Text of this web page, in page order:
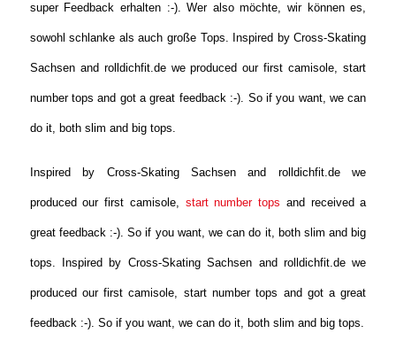
super Feedback erhalten :-). Wer also möchte, wir können es,
sowohl schlanke als auch große Tops. Inspired by Cross-Skating
Sachsen and rolldichfit.de we produced our first camisole, start
number tops and got a great feedback :-). So if you want, we can
do it, both slim and big tops.
Inspired by Cross-Skating Sachsen and rolldichfit.de we
produced our first camisole, start number tops and received a
great feedback :-). So if you want, we can do it, both slim and big
tops. Inspired by Cross-Skating Sachsen and rolldichfit.de we
produced our first camisole, start number tops and got a great
feedback :-). So if you want, we can do it, both slim and big tops.